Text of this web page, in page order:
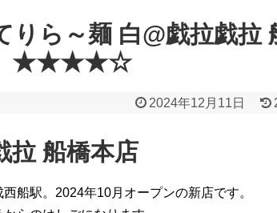
りら～麺 白@戯拉戯拉
★★★★☆
2024年12月11日
拉 船橋本店
船駅。2024年10月オープンの新店です。